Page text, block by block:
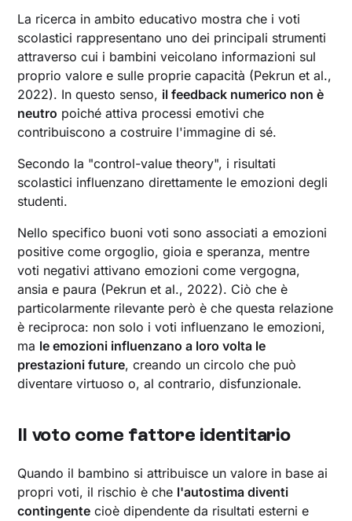
La ricerca in ambito educativo mostra che i voti
scolastici rappresentano uno dei principali strumenti
attraverso cui i bambini veicolano informazioni sul
proprio valore e sulle proprie capacità (Pekrun et al.,
2022). In questo senso, il feedback numerico non è
neutro poiché attiva processi emotivi che
contribuiscono a costruire l'immagine di sé.
Secondo la "control-value theory", i risultati
scolastici influenzano direttamente le emozioni degli
studenti.
Nello specifico buoni voti sono associati a emozioni
positive come orgoglio, gioia e speranza, mentre
voti negativi attivano emozioni come vergogna,
ansia e paura (Pekrun et al., 2022). Ciò che è
particolarmente rilevante però è che questa relazione
è reciproca: non solo i voti influenzano le emozioni,
ma le emozioni influenzano a loro volta le
prestazioni future, creando un circolo che può
diventare virtuoso o, al contrario, disfunzionale.
Il voto come fattore identitario
Quando il bambino si attribuisce un valore in base ai
propri voti, il rischio è che l'autostima diventi
contingente cioè dipendente da risultati esterni e